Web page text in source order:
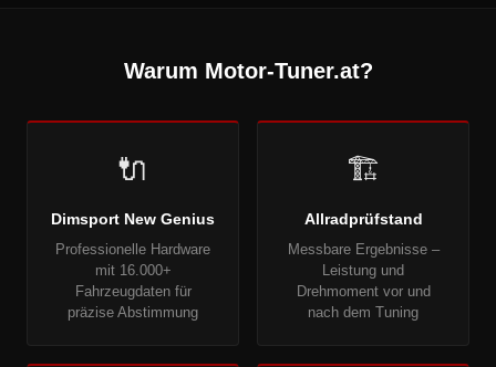
Warum Motor-Tuner.at?
🔌
Dimsport New Genius
Professionelle Hardware
mit 16.000+
Fahrzeugdaten für
präzise Abstimmung
🏗
Allradprüfstand
Messbare Ergebnisse –
Leistung und
Drehmoment vor und
nach dem Tuning